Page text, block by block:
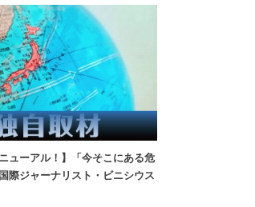
ューアル！】「今そこにある危
ジャーナリスト・ビニシウス